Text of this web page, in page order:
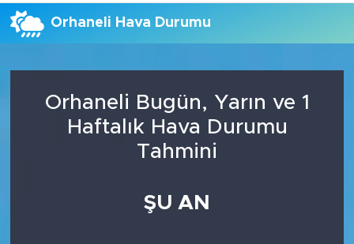
Orhaneli Hava Durumu
Orhaneli Bugün, Yarın ve 1
Haftalık Hava Durumu
Tahmini
ŞU AN
Firmalardan
İş ve Ekonomi
Moda-Magazin-Eğlence
Namaz Vakitleri
Şampiyonlar Ligi Puan Durumu ve Fikstür
Tüm Manşetler